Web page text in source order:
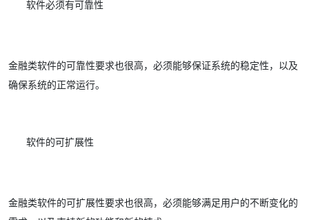
软件必须有可靠性
金融类软件的可靠性要求也很高，必须能够保证系统的稳定性，以及
确保系统的正常运行。
软件的可扩展性
金融类软件的可扩展性要求也很高，必须能够满足用户的不断变化的